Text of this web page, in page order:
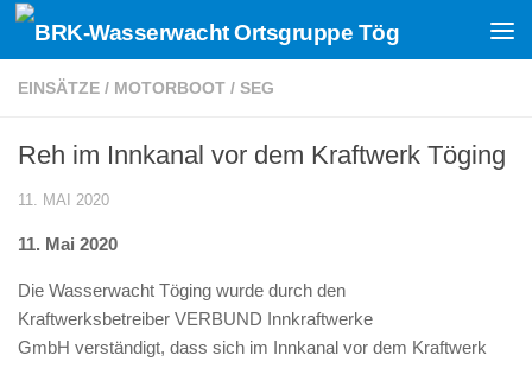
Zum Inhalt springen
EINSÄTZE / MOTORBOOT / SEG
Reh im Innkanal vor dem Kraftwerk Töging
11. MAI 2020
11. Mai 2020
Die Wasserwacht Töging wurde durch den
Kraftwerksbetreiber VERBUND Innkraftwerke
GmbH verständigt, dass sich im Innkanal vor dem Kraftwerk